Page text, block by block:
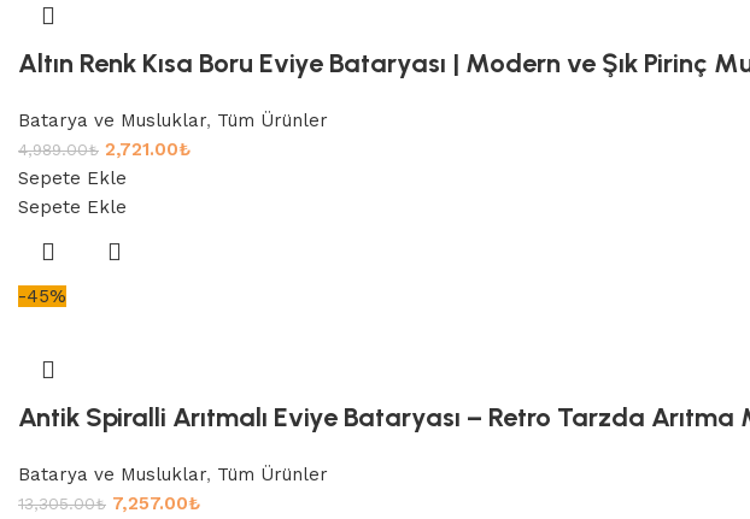
Altın Renk Kısa Boru Eviye Bataryası | Modern ve Şık Pirinç
Batarya ve Musluklar, Tüm Ürünler
4,989.00₺ 2,721.00₺
Sepete Ekle
Sepete Ekle
-45%
Antik Spiralli Arıtmalı Eviye Bataryası – Retro Tarzda
Batarya ve Musluklar, Tüm Ürünler
13,305.00₺ 7,257.00₺